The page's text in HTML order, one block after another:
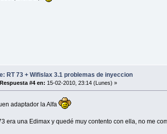
RT 73 + Wifislax 3.1 problemas de inyeccion
Respuesta #4 en: 15-02-2010, 23:14 (Lunes) »
adaptador la Alfa
era una Edimax y quedé muy contento con ella, no me